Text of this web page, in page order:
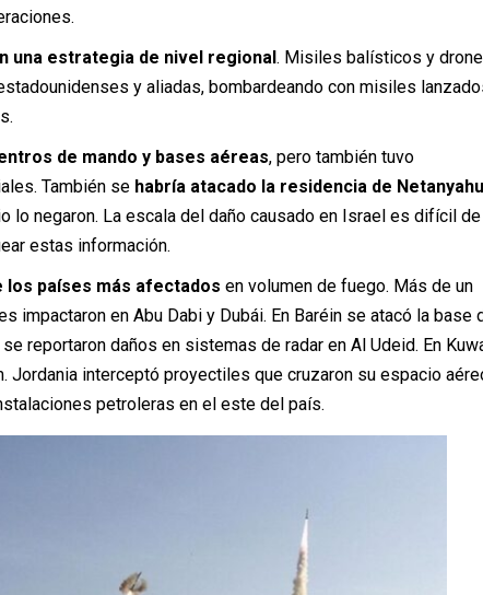
una estrategia de nivel regional. Misiles balísticos y
y aliadas, bombardeando con misiles
de mando y bases aéreas, pero también tuvo
También se habría atacado la residencia de Netanyahu
lo negaron. La escala del daño causado en Israel es difícil de
estas información.
los países más afectados en volumen de fuego. Más de un
impactaron en Abu Dabi y Dubái. En Baréin se atacó la base
reportaron daños en sistemas de radar en Al Udeid. En
Jordania interceptó proyectiles que cruzaron su espacio
petroleras en el este del país.